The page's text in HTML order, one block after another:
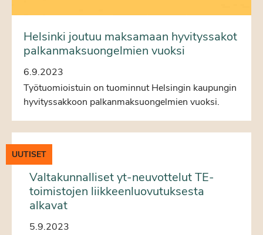
Helsinki joutuu maksamaan hyvityssakot
palkanmaksuongelmien vuoksi
6.9.2023
Työtuomioistuin on tuominnut Helsingin kaupungin
hyvityssakkoon palkanmaksuongelmien vuoksi.
UUTISET
Valtakunnalliset yt-neuvottelut TE-
toimistojen liikkeenluovutuksesta
alkavat
5.9.2023